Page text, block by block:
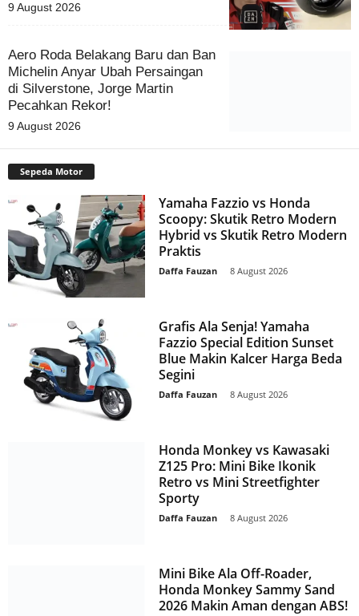
9 August 2026
Aero Roda Belakang Baru dan
Ban Michelin Anyar Ubah
Persaingan di Silverstone, Jorge
Martin Pecahkan Rekor!
9 August 2026
Sepeda Motor
Yamaha Fazzio vs Honda
Scoopy: Skutik Retro Modern
Hybrid vs Skutik Retro Modern
Praktis
Daffa Fauzan 8 August 2026
Grafis Ala Senja! Yamaha
Fazzio Special Edition Sunset
Blue Makin Kalcer Harga Beda
Segini
Daffa Fauzan 8 August 2026
Honda Monkey vs Kawasaki
Z125 Pro: Mini Bike Ikonik
Retro vs Mini Streetfighter
Sporty
Daffa Fauzan 8 August 2026
Mini Bike Ala Off-Roader,
Honda Monkey Sammy Sand
2026 Makin Aman dengan ABS!